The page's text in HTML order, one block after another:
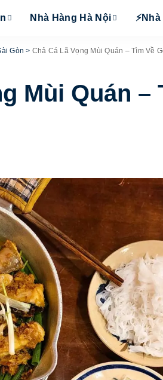
Nhà Hàng Hà Nội
Gòn > Chả Cá Lã Vọng Mùi Quán – Tìm Về
Mùi Quán –